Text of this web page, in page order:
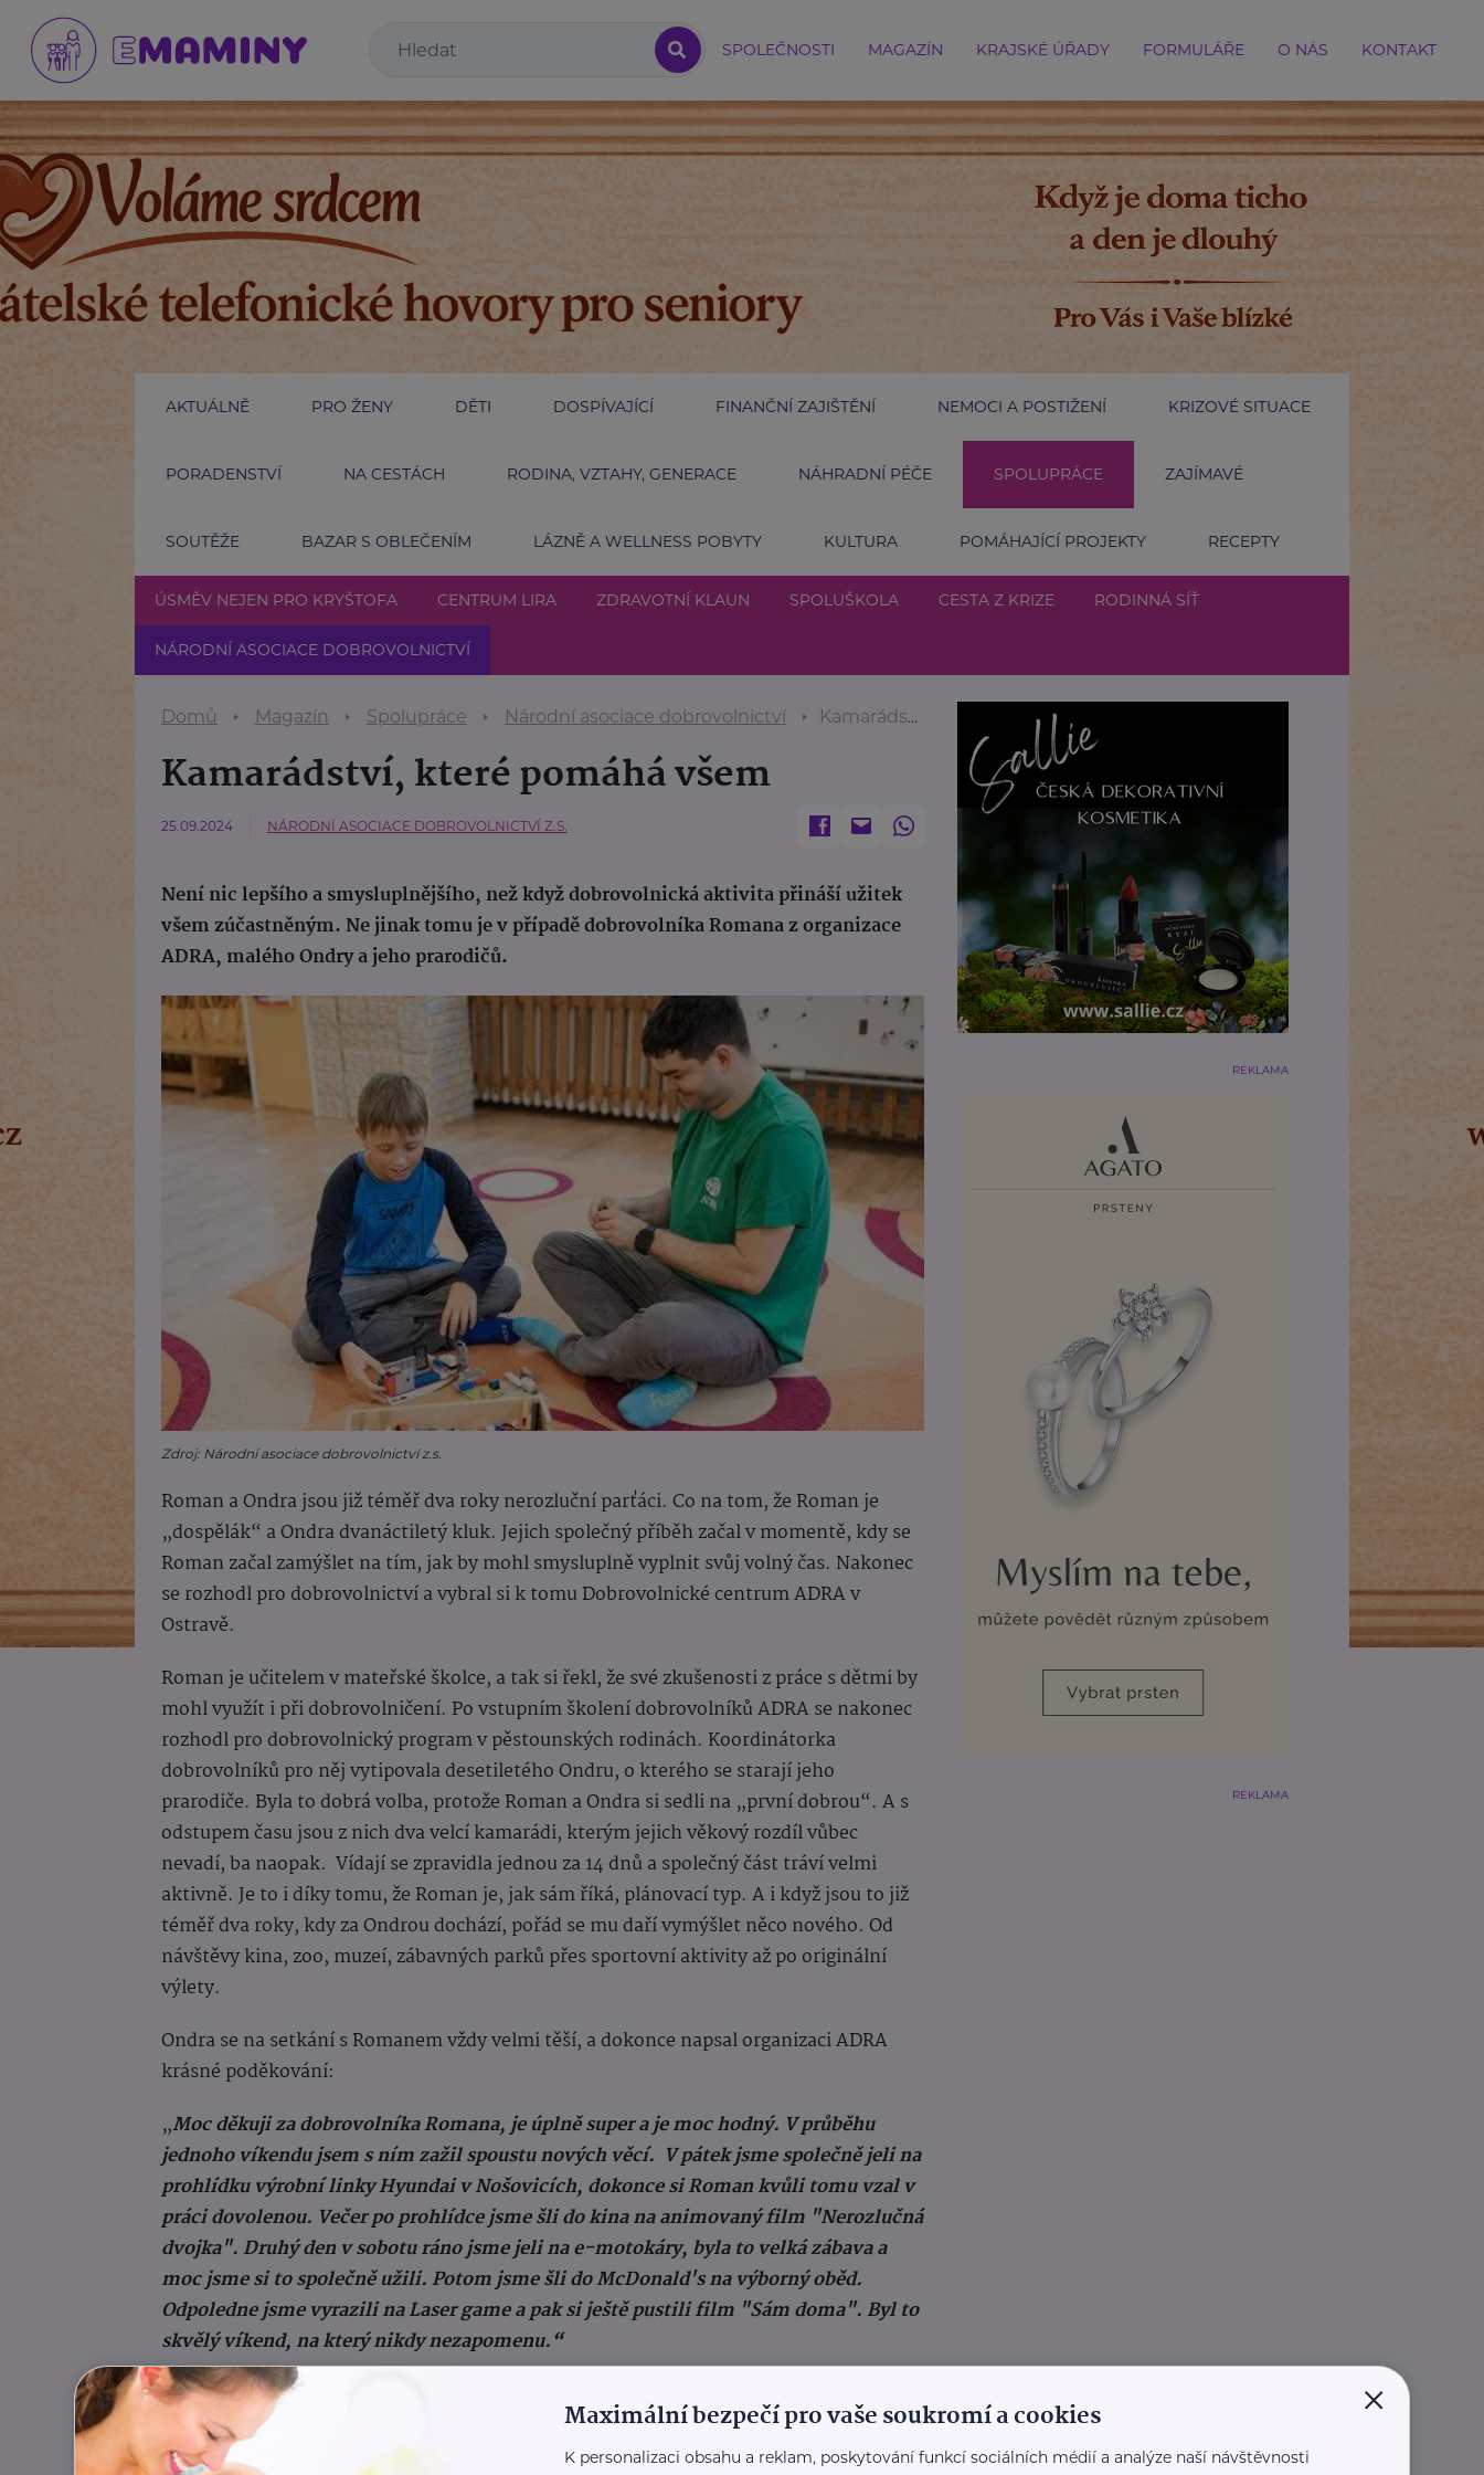
SPOLEČNOSTI MAGAZÍN KRAJSKÉ ÚŘADY FORMULÁŘE O NÁS KONTAKT
AKTUÁLNĚ PRO ŽENY DĚTI DOSPÍVAJÍCÍ FINANČNÍ ZAJIŠTĚNÍ NEMOCI A POSTIŽENÍ KRIZOVÉ SITUACE
PORADENSTVÍ NA CESTÁCH RODINA, VZTAHY, GENERACE NÁHRADNÍ PÉČE SPOLUPRÁCE ZAJÍMAVÉ
SOUTĚŽE BAZAR S OBLEČENÍM LÁZNĚ A WELLNESS POBYTY KULTURA POMÁHAJÍCÍ PROJEKTY RECEPTY
ÚSMĚV NEJEN PRO KRYŠTOFA CENTRUM LIRA ZDRAVOTNÍ KLAUN SPOLUŠKOLA CESTA Z KRIZE RODINNÁ SÍŤ
NÁRODNÍ ASOCIACE DOBROVOLNICTVÍ
Domů Magazín Spolupráce Národní asociace dobrovolnictví Kamarádství, které pomáhá všem
Kamarádství, které pomáhá všem
25.09.2024 NÁRODNÍ ASOCIACE DOBROVOLNICTVÍ Z.S.
Není nic lepšího a smysluplnějšího, než když dobrovolnická aktivita přináší užitek
všem zúčastněným. Ne jinak tomu je v případě dobrovolníka Romana z organizace
ADRA, malého Ondry a jeho prarodičů.
Zdroj: Národní asociace dobrovolnictví z.s.
Roman a Ondra jsou již téměř dva roky nerozluční parťáci. Co na tom, že Roman je
„dospělák“ a Ondra dvanáctiletý kluk. Jejich společný příběh začal v momentě, kdy se
Roman začal zamýšlet na tím, jak by mohl smysluplně vyplnit svůj volný čas. Nakonec
se rozhodl pro dobrovolnictví a vybral si k tomu Dobrovolnické centrum ADRA v
Ostravě.
Roman je učitelem v mateřské školce, a tak si řekl, že své zkušenosti z práce s dětmi by
mohl využít i při dobrovolničení. Po vstupním školení dobrovolníků ADRA se nakonec
rozhodl pro dobrovolnický program v pěstounských rodinách. Koordinátorka
dobrovolníků pro něj vytipovala desetiletého Ondru, o kterého se starají jeho
prarodiče. Byla to dobrá volba, protože Roman a Ondra si sedli na „první dobrou“. A s
odstupem času jsou z nich dva velcí kamarádi, kterým jejich věkový rozdíl vůbec
nevadí, ba naopak. Vídají se zpravidla jednou za 14 dnů a společný část tráví velmi
aktivně. Je to i díky tomu, že Roman je, jak sám říká, plánovací typ. A i když jsou to již
téměř dva roky, kdy za Ondrou dochází, pořád se mu daří vymýšlet něco nového. Od
návštěvy kina, zoo, muzeí, zábavných parků přes sportovní aktivity až po originální
výlety.
Ondra se na setkání s Romanem vždy velmi těší, a dokonce napsal organizaci ADRA
krásné poděkování:
„Moc děkuji za dobrovolníka Romana, je úplně super a je moc hodný. V průběhu
jednoho víkendu jsem s ním zažil spoustu nových věcí. V pátek jsme společně jeli na
prohlídku výrobní linky Hyundai v Nošovicích, dokonce si Roman kvůli tomu vzal v
práci dovolenou. Večer po prohlídce jsme šli do kina na animovaný film "Nerozlučná
dvojka". Druhý den v sobotu ráno jsme jeli na e-motokáry, byla to velká zábava a
moc jsme si to společně užili. Potom jsme šli do McDonald's na výborný oběd.
Odpoledne jsme vyrazili na Laser game a pak si ještě pustili film "Sám doma". Byl to
skvělý víkend, na který nikdy nezapomenu.“
Ondrova pěstounka, která je zároveň i jeho babička, vidí v setkávání Romana a Ondry
také velký smysl:
REKLAMA
REKLAMA
×
Maximální bezpečí pro vaše soukromí a cookies
K personalizaci obsahu a reklam, poskytování funkcí sociálních médií a analýze naší návštěvnosti